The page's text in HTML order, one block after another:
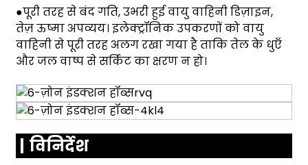
●पूरी तरह से बंद गति, उभरी हुई वायु वाहिनी डिज़ाइन,
तेज़ ऊष्मा अपव्यय। इलेक्ट्रॉनिक उपकरणों को वायु
वाहिनी से पूरी तरह अलग रखा गया है ताकि तेल के धुएँ
और जल वाष्प से सर्किट का क्षरण न हो।
विनिर्देश